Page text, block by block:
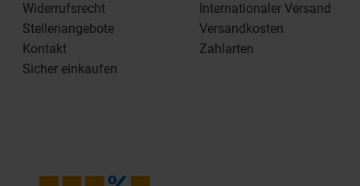
Widerrufsrecht
Stellenangebote
Kontakt
Sicher einkaufen
Internationaler Versand
Versandkosten
Zahlarten